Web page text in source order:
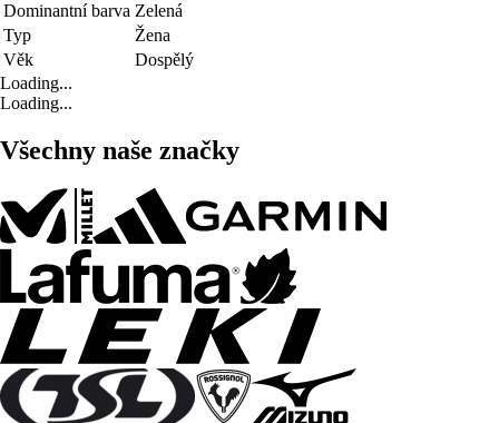
Dominantní barva Zelená
Typ
Žena
Věk
Dospělý
Loading...
Loading...
Všechny naše značky